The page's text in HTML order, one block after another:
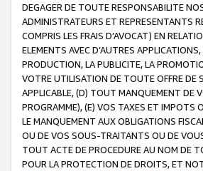
DEGAGER DE TOUTE RESPONSABILITE
ADMINISTRATEURS ET REPRESENTANTS
COMPRIS LES FRAIS D’AVOCAT) EN
ELEMENTS AVEC D’AUTRES
PRODUCTION, LA PUBLICITE, LA
VOTRE UTILISATION DE TOUTE OFFRE DE
APPLICABLE, (D) TOUT MANQUEMENT DE
PROGRAMME), (E) VOS TAXES ET IMPOTS
LE MANQUEMENT AUX OBLIGATIONS
OU DE VOS SOUS-TRAITANTS OU DE
TOUT ACTE DE PROCEDURE AU NOM DE
POUR LA PROTECTION DE DROITS, ET